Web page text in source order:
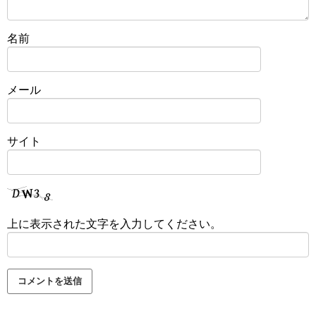
名前
メール
サイト
上に表示された文字を入力してください。